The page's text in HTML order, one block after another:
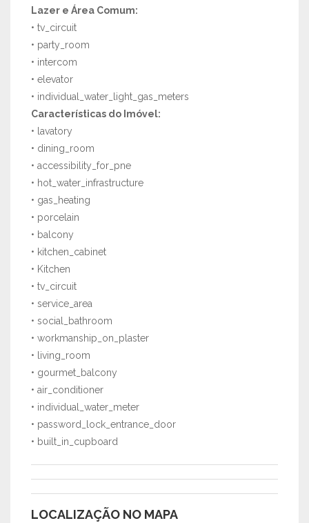
Lazer e Área Comum:
• tv_circuit
• party_room
• intercom
• elevator
• individual_water_light_gas_meters
Características do Imóvel:
• lavatory
• dining_room
• accessibility_for_pne
• hot_water_infrastructure
• gas_heating
• porcelain
• balcony
• kitchen_cabinet
• Kitchen
• tv_circuit
• service_area
• social_bathroom
• workmanship_on_plaster
• living_room
• gourmet_balcony
• air_conditioner
• individual_water_meter
• password_lock_entrance_door
• built_in_cupboard
LOCALIZAÇÃO NO MAPA